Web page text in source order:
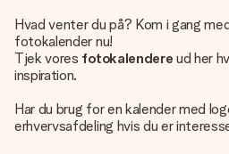
Hvad venter du på? Kom i gang
fotokalender nu!
Tjek vores fotokalendere ud her
inspiration.
Har du brug for en kalender med
erhvervsafdeling hvis du er